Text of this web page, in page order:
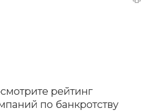
рейтинг
по банкротству